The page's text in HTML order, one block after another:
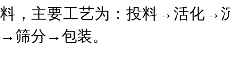
料，主要工艺为：投料→活化
→筛分→包装。